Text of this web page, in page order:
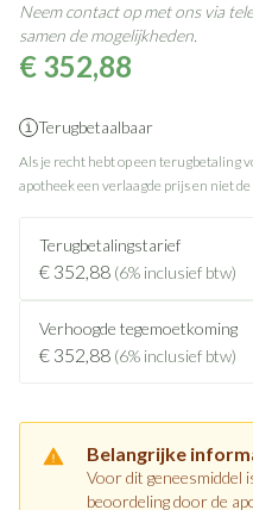
€ 352,88
Terugbetaalbaar
Als je recht hebt op een terugbetaling
apotheek een verlaagde prijs en niet
Terugbetalingstarief
€ 352,88 (6% inclusief btw)
Verhoogde tegemoetkoming
€ 352,88 (6% inclusief btw)
Belangrijke
Voor dit geneesmiddel
beoordeling door de
Neem contact op met ons via
samen de mogelijkheden.